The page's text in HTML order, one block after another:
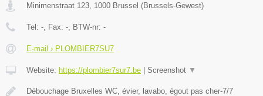
Minimenstraat 123 1000 Brussel (Brussels-Gewest)
Tel: - , Fax: - , BTW-nr: -
E-mail › PLOMBIER7SU7
Website: https://plombier7sur7.be Screenshot ▼
Débouchage Bruxelles WC, évier, lavabo, égout pas cher-7/7